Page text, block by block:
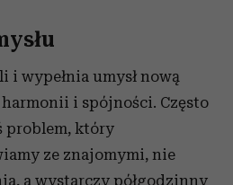
i wypełnia umysł nową
i spójności. Często
problem, który
ze znajomymi, nie
a wystarczy półgodzinny